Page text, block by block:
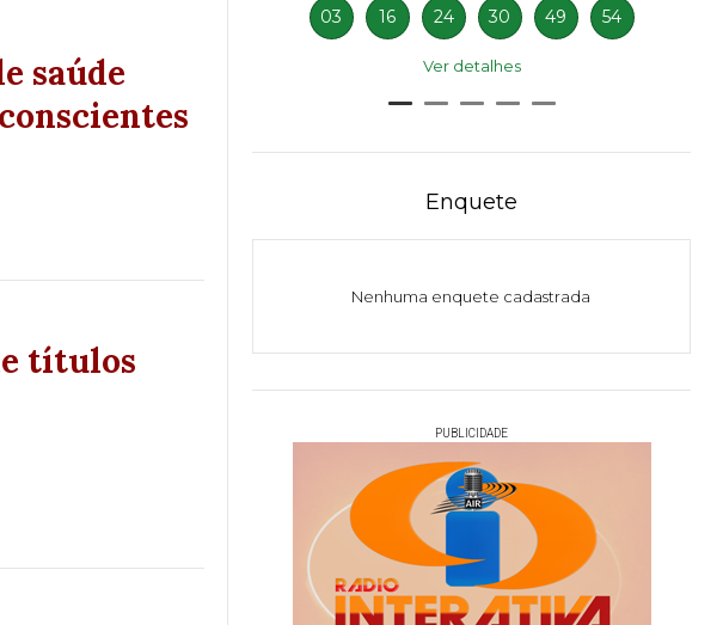
saúde
títulos
detalhes
03 16 24 30 49 54
Ver detalhes
Enquete
Nenhuma enquete cadastrada
PUBLICIDADE